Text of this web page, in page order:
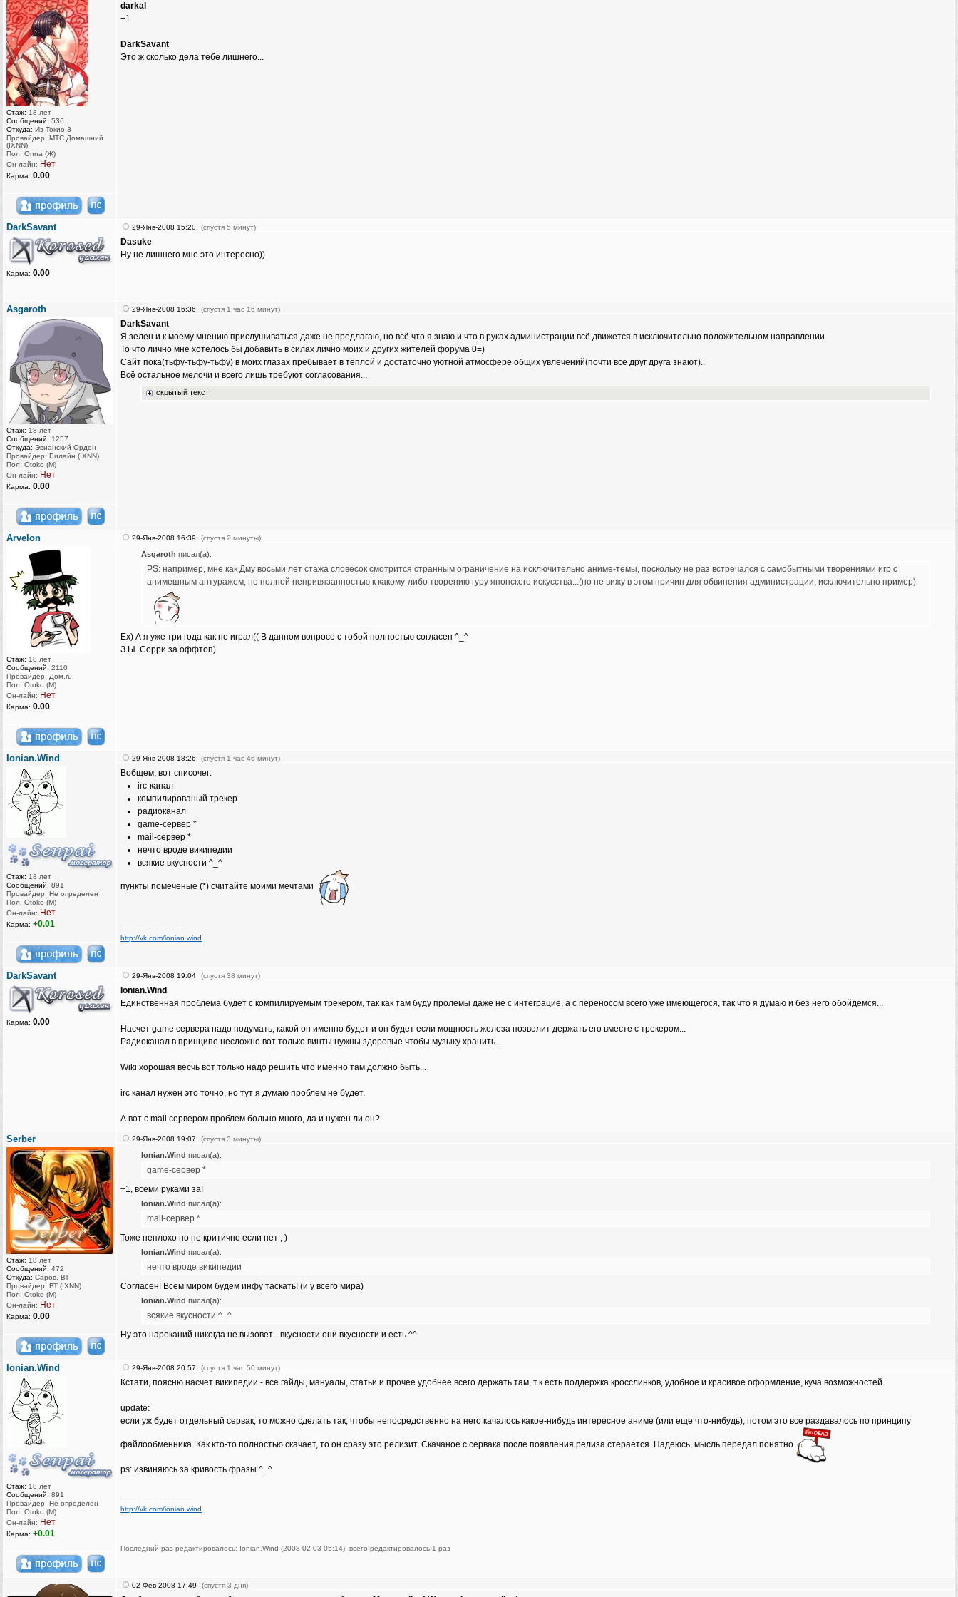
Стаж: 18 лет
Сообщений: 536
Откуда: Из Токио-3
Провайдер: МТС Домашний
(IXNN)
Пол: Onna (Ж)
Он-лайн: Нет
Карма: 0.00
darkal
+1
DarkSavant
Это ж сколько дела тебе лишнего...
DarkSavant
Карма: 0.00
29-Янв-2008 15:20 (спустя 5 минут)
Dasuke
Ну не лишнего мне это интересно))
Asgaroth
Стаж: 18 лет
Сообщений: 1257
Откуда: Эвианский Орден
Провайдер: Билайн (IXNN)
Пол: Otoko (M)
Он-лайн: Нет
Карма: 0.00
29-Янв-2008 16:36 (спустя 1 час 16 минут)
DarkSavant
Я зелен и к моему мнению прислушиваться даже не предлагаю, но всё что я знаю и что в руках администрации всё движется в исключительно положительном направлении.
То что лично мне хотелось бы добавить в силах лично моих и других жителей форума 0=)
Сайт пока(тьфу-тьфу-тьфу) в моих глазах пребывает в тёплой и достаточно уютной атмосфере общих увлечений(почти все друг друга знают)..
Всё остальное мелочи и всего лишь требуют согласования...
скрытый текст
Arvelon
Стаж: 18 лет
Сообщений: 2110
Провайдер: Дом.ru
Пол: Otoko (M)
Он-лайн: Нет
Карма: 0.00
29-Янв-2008 16:39 (спустя 2 минуты)
Asgaroth писал(а):
PS: например, мне как Дму восьми лет стажа словесок смотрится странным ограничение на исключительно аниме-темы, поскольку не раз встречался с самобытными творениями игр с
анимешным антуражем, но полной непривязанностью к какому-либо творению гуру японского искусства...(но не вижу в этом причин для обвинения администрации, исключительно пример)
Ех) А я уже три года как не играл(( В данном вопросе с тобой полностью согласен ^_^
З.Ы. Сорри за оффтоп)
Ionian.Wind
Стаж: 18 лет
Сообщений: 891
Провайдер: Не определен
Пол: Otoko (M)
Он-лайн: Нет
Карма: +0.01
29-Янв-2008 18:26 (спустя 1 час 46 минут)
Вобщем, вот списочег:
irc-канал
компилированый трекер
радиоканал
game-сервер *
mail-сервер *
нечто вроде википедии
всякие вкусности ^_^
пункты помеченые (*) считайте моими мечтами
http://vk.com/ionian.wind
DarkSavant
Карма: 0.00
29-Янв-2008 19:04 (спустя 38 минут)
Ionian.Wind
Единственная проблема будет с компилируемым трекером, так как там буду пролемы даже не с интеграцие, а с переносом всего уже имеющегося, так что я думаю и без него обойдемся...
Насчет game сервера надо подумать, какой он именно будет и он будет если мощность железа позволит держать его вместе с трекером...
Радиоканал в принципе несложно вот только винты нужны здоровые чтобы музыку хранить...
Wiki хорошая весчь вот только надо решить что именно там должно быть...
irc канал нужен это точно, но тут я думаю проблем не будет.
А вот с mail сервером проблем больно много, да и нужен ли он?
Serber
Стаж: 18 лет
Сообщений: 472
Откуда: Саров, ВТ
Провайдер: ВТ (IXNN)
Пол: Otoko (M)
Он-лайн: Нет
Карма: 0.00
29-Янв-2008 19:07 (спустя 3 минуты)
Ionian.Wind писал(а):
game-сервер *
+1, всеми руками за!
Ionian.Wind писал(а):
mail-сервер *
Тоже неплохо но не критично если нет ; )
Ionian.Wind писал(а):
нечто вроде википедии
Согласен! Всем миром будем инфу таскать! (и у всего мира)
Ionian.Wind писал(а):
всякие вкусности ^_^
Ну это нареканий никогда не вызовет - вкусности они вкусности и есть ^^
Ionian.Wind
Стаж: 18 лет
Сообщений: 891
Провайдер: Не определен
Пол: Otoko (M)
Он-лайн: Нет
Карма: +0.01
29-Янв-2008 20:57 (спустя 1 час 50 минут)
Кстати, поясню насчет википедии - все гайды, мануалы, статьи и прочее удобнее всего держать там, т.к есть поддержка кросслинков, удобное и красивое оформление, куча возможностей.
update:
если уж будет отдельный сервак, то можно сделать так, чтобы непосредственно на него качалось какое-нибудь интересное аниме (или еще что-нибудь), потом это все раздавалось по принципу
файлообменника. Как кто-то полностью скачает, то он сразу это релизит. Скачаное с сервака после появления релиза стерается. Надеюсь, мысль передал понятно
ps: извиняюсь за кривость фразы ^_^
http://vk.com/ionian.wind
Последний раз редактировалось: Ionian.Wind (2008-02-03 05:14), всего редактировалось 1 раз
02-Фев-2008 17:49 (спустя 3 дня)